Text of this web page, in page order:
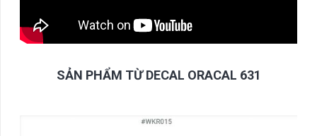
SẢN PHẨM TỪ DECAL ORACAL 631